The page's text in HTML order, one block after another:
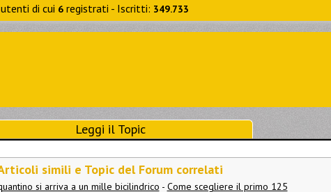
utenti di cui 6 registrati - Iscritti: 349.733
Leggi il Topic
simili e Topic del Forum correlati
si arriva a un mille bicilindrico - Come scegliere il primo 125